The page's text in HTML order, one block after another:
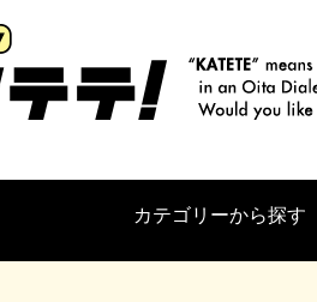
カテゴリーから探す